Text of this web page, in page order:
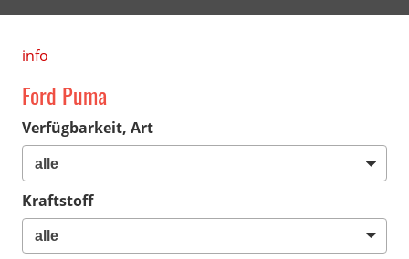
info
Ford Puma
Verfügbarkeit, Art
Kraftstoff